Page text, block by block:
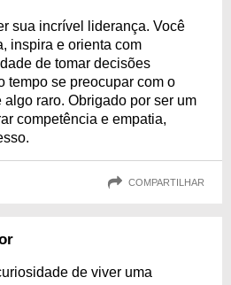
sua incrível liderança. Você
inspira e orienta com
de tomar decisões
tempo se preocupar com o
algo raro. Obrigado por ser um
competência e empatia,
COMPARTILHAR
de viver uma